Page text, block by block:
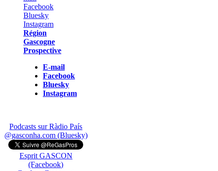
Région
Gascogne
Prospective
E-mail
Facebook
Bluesky
Instagram
Podcasts sur Ràdio País
@gasconha.com (Bluesky)
Esprit GASCON
(Facebook)